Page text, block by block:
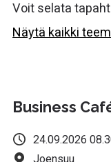
Voit selata
Näytä kaikki
Business
24.09.2026
Joensuu